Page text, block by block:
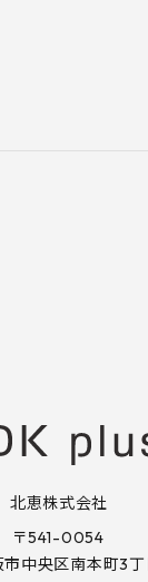
北恵株式会社
〒541-0054
中央区南本町3